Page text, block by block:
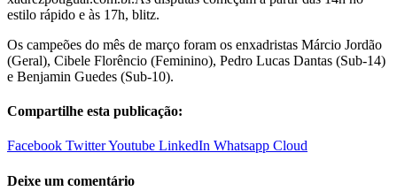
estilo rápido e às 17h, blitz.
Os campeões do mês de março foram os enxadristas Márcio Jordão
(Geral), Cibele Florêncio (Feminino), Pedro Lucas Dantas (Sub-14)
e Benjamin Guedes (Sub-10).
Compartilhe esta publicação:
Facebook TwitterYoutube LinkedIn Whatsapp Cloud
Deixe um comentário